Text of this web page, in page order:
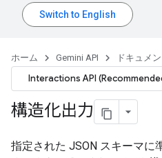
ホーム Gemini API ドキュメン
Interactions API
構造化出力
指定された JSON スキーマに